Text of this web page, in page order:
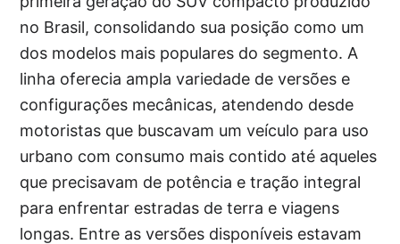
no Brasil, consolidando sua posição como um
dos modelos mais populares do segmento. A
linha oferecia ampla variedade de versões e
configurações mecânicas, atendendo desde
motoristas que buscavam um veículo para uso
urbano com consumo mais contido até aqueles
que precisavam de potência e tração integral
para enfrentar estradas de terra e viagens
longas. Entre as versões disponíveis estavam